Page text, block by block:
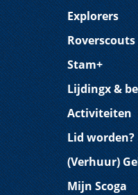
Explorers
Roverscouts
Stam+
Lijdingx &
Activiteiten
Lid worden?
(Verhuur)
Mijn Scoga